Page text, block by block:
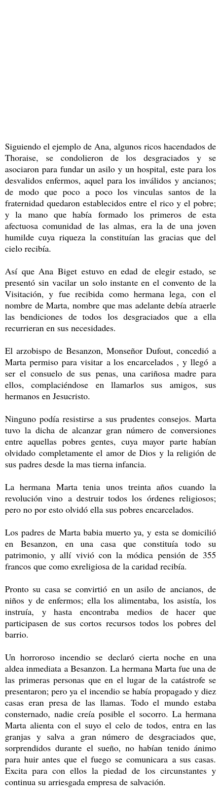
Siguiendo el ejemplo de Ana, algunos ricos hacendados de
Thoraise, se condolieron de los desgraciados y se
asociaron para fundar un asilo y un hospital, este para los
desvalidos enfermos, aquel para los inválidos y ancianos;
de modo que poco a poco los vinculas santos de la
fraternidad quedaron establecidos entre el rico y el pobre;
y la mano que había formado los primeros de esta
afectuosa comunidad de las almas, era la de una joven
humilde cuya riqueza la constituían las gracias que del
cielo recibía.
Así que Ana Biget estuvo en edad de elegir estado, se
presentó sin vacilar un solo instante en el convento de la
Visitación, y fue recibida como hermana lega, con el
nombre de Marta, nombre que mas adelante debía atraerle
las bendiciones de todos los desgraciados que a ella
recurrieran en sus necesidades.
El arzobispo de Besanzon, Monseñor Dufout, concedió a
Marta permiso para visitar a los encarcelados , y llegó a
ser el consuelo de sus penas, una cariñosa madre para
ellos, complaciéndose en llamarlos sus amigos, sus
hermanos en Jesucristo.
Ninguno podía resistirse a sus prudentes consejos. Marta
tuvo la dicha de alcanzar gran número de conversiones
entre aquellas pobres gentes, cuya mayor parte habían
olvidado completamente el amor de Dios y la religión de
sus padres desde la mas tierna infancia.
La hermana Marta tenia unos treinta años cuando la
revolución vino a destruir todos los órdenes religiosos;
pero no por esto olvidó ella sus pobres encarcelados.
Los padres de Marta babia muerto ya, y esta se domicilió
en Besanzon, en una casa que constituía todo su
patrimonio, y allí vivió con la módica pensión de 355
francos que como exreligiosa de la caridad recibía.
Pronto su casa se convirtió en un asilo de ancianos, de
niños y de enfermos; ella los alimentaba, los asistía, los
instruía, y hasta encontraba medios de hacer que
participasen de sus cortos recursos todos los pobres del
barrio.
Un horroroso incendio se declaró cierta noche en una
aldea inmediata a Besanzon. La hermana Marta fue una de
las primeras personas que en el lugar de la catástrofe se
presentaron; pero ya el incendio se había propagado y diez
casas eran presa de las llamas. Todo el mundo estaba
consternado, nadie creía posible el socorro. La hermana
Marta alienta con el suyo el celo de todos, entra en las
granjas y salva a gran número de desgraciados que,
sorprendidos durante el sueño, no habían tenido ánimo
para huir antes que el fuego se comunicara a sus casas.
Excita para con ellos la piedad de los circunstantes y
continua su arriesgada empresa de salvación.